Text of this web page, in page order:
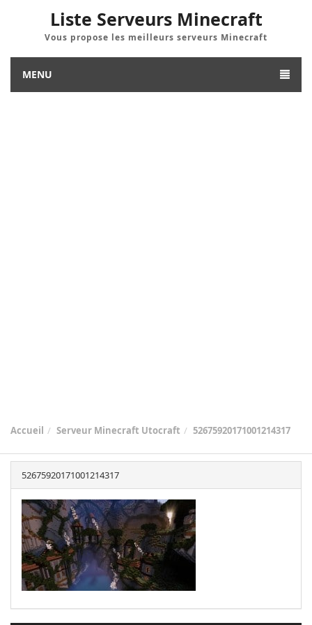
Liste Serveurs Minecraft
Vous propose les meilleurs serveurs Minecraft
MENU
Accueil Serveur Minecraft Utocraft 52675920171001214317
52675920171001214317